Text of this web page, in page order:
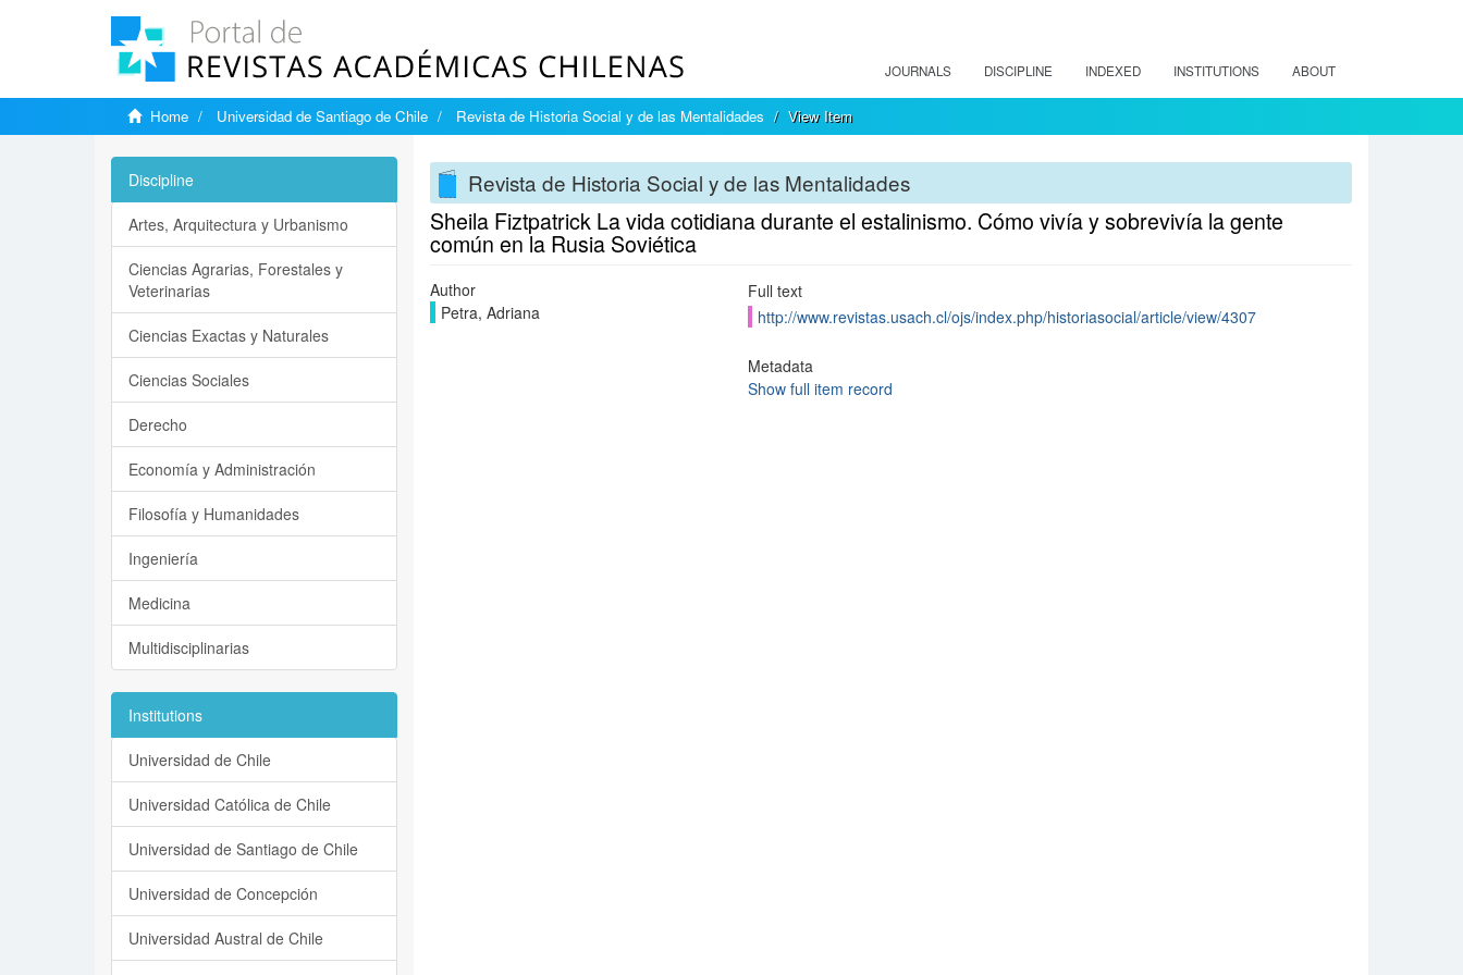
JOURNALS DISCIPLINE INDEXED INSTITUTIONS ABOUT
Home Universidad de Santiago de Chile Revista de Historia Social y de las Mentalidades View Item
Revista de Historia Social y de las Mentalidades
Sheila Fiztpatrick La vida cotidiana durante el estalinismo. Cómo vivía y sobrevivía la gente
común en la Rusia Soviética
Author
Petra, Adriana
Full text
http://www.revistas.usach.cl/ojs/index.php/historiasocial/article/view/4307
Metadata
Show full item record
Discipline
Artes, Arquitectura y Urbanismo
Ciencias Agrarias, Forestales y
Veterinarias
Ciencias Exactas y Naturales
Ciencias Sociales
Derecho
Economía y Administración
Filosofía y Humanidades
Ingeniería
Medicina
Multidisciplinarias
Institutions
Universidad de Chile
Universidad Católica de Chile
Universidad de Santiago de Chile
Universidad de Concepción
Universidad Austral de Chile